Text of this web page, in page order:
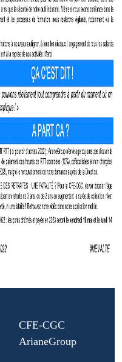
CFE-CGC
ArianeGroup